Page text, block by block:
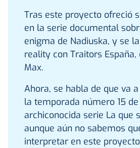
Tras este proyecto ofreció
en la serie documental
enigma de Nadiuska, y se
reality con Traitors
Max.
Ahora, se habla de que va
la temporada número 15
archiconocida serie La que
aunque aún no sabemos
interpretar en este